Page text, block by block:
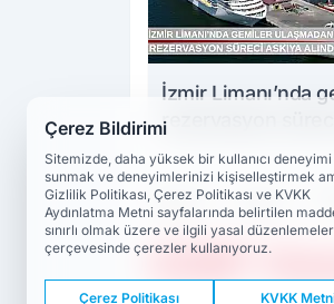
İzmir Limanı’nda
rezervasyon süreci
Haberler Siyaset
CHP
Çerez Bildirimi
Sitemizde, daha yüksek bir kullanıcı deneyimi
sunmak ve deneyimlerinizi kişiselleştirmek
Gizlilik Politikası, Çerez Politikası ve KVKK
Aydınlatma Metni sayfalarında belirtilen
sınırlı olmak üzere ve ilgili yasal düzenlemeler
çerçevesinde çerezler kullanıyoruz.
Çerez Politikası KVKK